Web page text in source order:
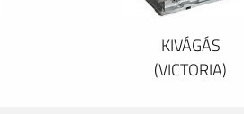
KIVÁGÁS
(VICTORIA)